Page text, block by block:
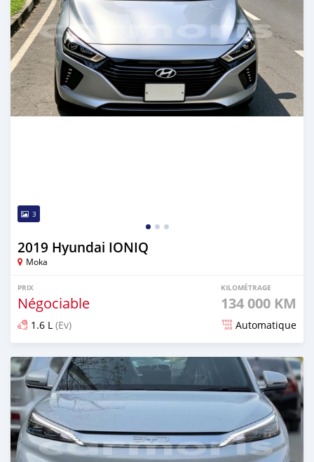
3
2019 Hyundai IONIQ
Moka
PRIX
Négociable
KILOMÉTRAGE
134 000 KM
1.6 L (Ev) Automatique
Publié il y a 29 jours